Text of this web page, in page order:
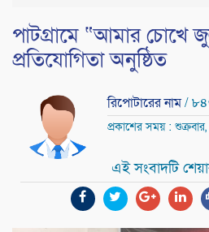
পাটগ্রামে “আমার চোখে
প্রতিযোগিতা অনুষ্ঠিত
রিপোটারের নাম/
প্রকাশের সময় :
এই সংবাদটি